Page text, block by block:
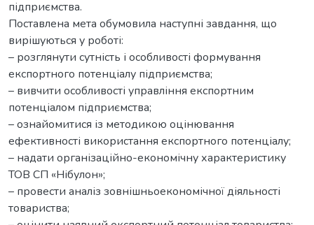
підприємства.
Поставлена мета обумовила наступні завдання, що
вирішуються у роботі:
– розглянути сутність і особливості формування
експортного потенціалу підприємства;
– вивчити особливості управління експортним
потенціалом підприємства;
– ознайомитися із методикою оцінювання
ефективності використання експортного потенціалу;
– надати організаційно-економічну характеристику
ТОВ СП «Нібулон»;
– провести аналіз зовнішньоекономічної діяльності
товариства;